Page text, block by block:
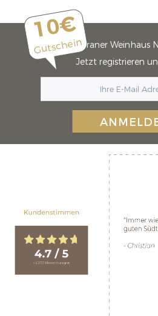
10€
GutscheinMeraner Weinhaus
Jetzt registrieren